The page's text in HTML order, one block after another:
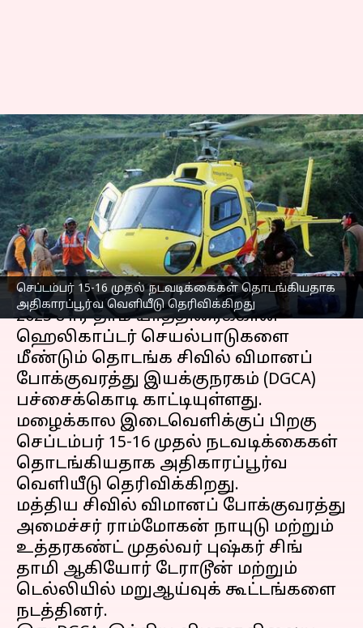
செப்டம்பர் 15-16 முதல் நடவடிக்கைகள் தொடங்கியதாக
அதிகாரப்பூர்வ வெளியீடு தெரிவிக்கிறது
சார் தாம் யாத்திரை:
ஹெலிகாப்டர்
சேவைகளை மீண்டும்
தொடங்க DGCA அனுமதி
எழுதியவர் Venkatalakshmi V Sep 19, 2025 02:06 pm
செய்தி முன்னோட்டம்
2025 சார் தாம் யாத்திரைக்கான
ஹெலிகாப்டர் செயல்பாடுகளை
மீண்டும் தொடங்க சிவில் விமானப்
போக்குவரத்து இயக்குநரகம் (DGCA)
பச்சைக்கொடி காட்டியுள்ளது.
மழைக்கால இடைவெளிக்குப் பிறகு
செப்டம்பர் 15-16 முதல் நடவடிக்கைகள்
தொடங்கியதாக அதிகாரப்பூர்வ
வெளியீடு தெரிவிக்கிறது.
மத்திய சிவில் விமானப் போக்குவரத்து
அமைச்சர் ராம்மோகன் நாயுடு மற்றும்
உத்தரகண்ட் முதல்வர் புஷ்கர் சிங்
தாமி ஆகியோர் டேராடூன் மற்றும்
டெல்லியில் மறுஆய்வுக் கூட்டங்களை
நடத்தினர்.